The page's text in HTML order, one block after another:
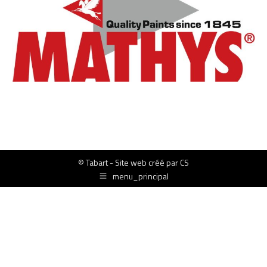
© Tabart - Site web créé parCS
menu_principal